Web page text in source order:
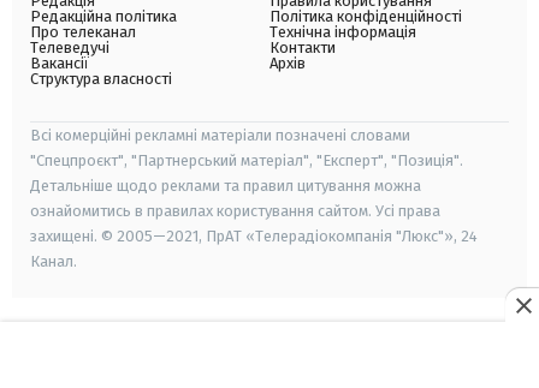
Редакційна політика
Про телеканал
Телеведучі
Вакансії
Структура власності
Політика конфіденційності
Технічна інформація
Контакти
Архів
Всі комерційні рекламні матеріали позначені словами
"Спецпроєкт", "Партнерський матеріал", "Експерт", "Позиція".
Детальніше щодо реклами та правил цитування можна
ознайомитись в правилах користування сайтом. Усі права
захищені. © 2005—2021, ПрАТ «Телерадіокомпанія "Люкс"», 24
Канал.